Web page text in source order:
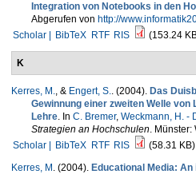
Integration von Notebooks in den
Abgerufen von http://
Scholar |
BibTeX RTF RIS (153.24
K
Kerres, M., & Engert, S.. (2004). Das
Gewinnung einer zweiten Welle
Lehre. In C. Bremer, Weckmann, H. -
Strategien an Hochschulen. Münster:
Scholar |
BibTeX RTF RIS
(58.31 KB)
Kerres, M . (2004). Educational Media: